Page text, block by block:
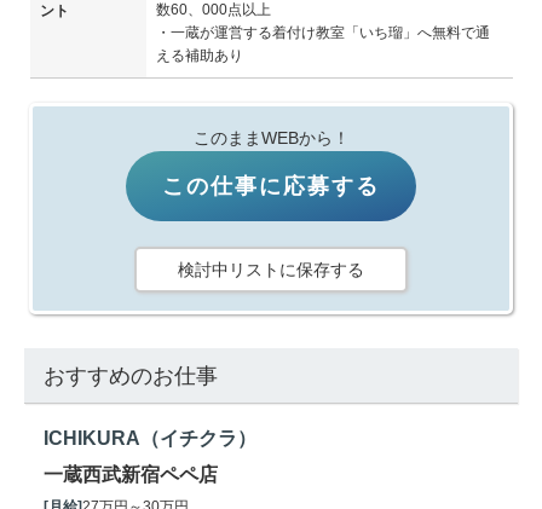
ント
数60、000点以上
・一蔵が運営する着付け教室「いち瑠」へ無料で通
える補助あり
このままWEBから！
この仕事に応募する
検討中リストに保存する
おすすめのお仕事
ICHIKURA（イチクラ）
一蔵西武新宿ペペ店